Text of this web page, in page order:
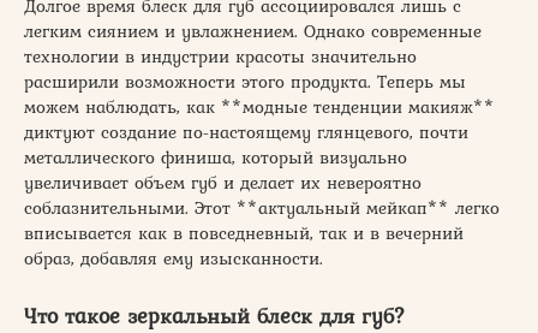
Долгое время блеск для губ ассоциировался лишь с
легким сиянием и увлажнением. Однако современные
технологии в индустрии красоты значительно
расширили возможности этого продукта. Теперь мы
можем наблюдать, как **модные тенденции макияж**
диктуют создание по-настоящему глянцевого, почти
металлического финиша, который визуально
увеличивает объем губ и делает их невероятно
соблазнительными. Этот **актуальный мейкап** легко
вписывается как в повседневный, так и в вечерний
образ, добавляя ему изысканности.
Что такое зеркальный блеск для губ?